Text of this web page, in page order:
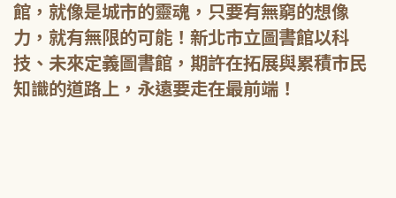
館，就像是城市的靈魂，只要有無窮的想像
力，就有無限的可能！新北市立圖書館以科
技、未來定義圖書館，期許在拓展與累積市民
知識的道路上，永遠要走在最前端！